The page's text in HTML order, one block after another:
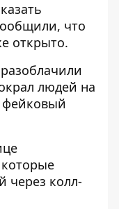
что
открыто.
людей на
фейковый
через колл-